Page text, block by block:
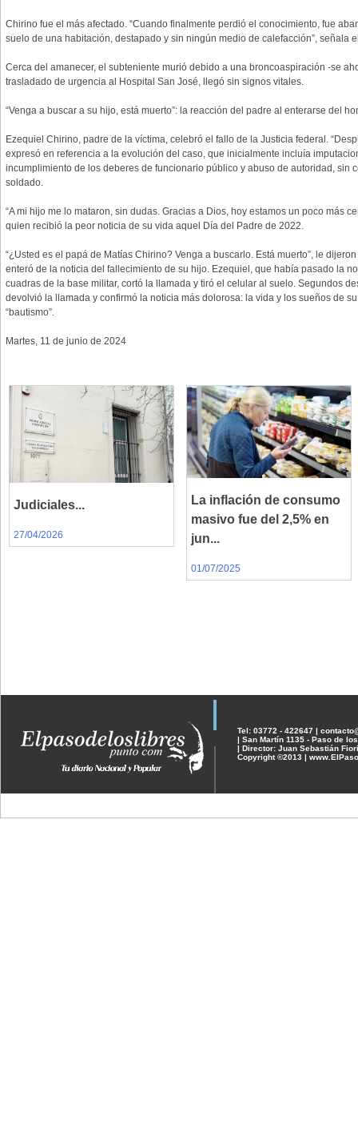
Chirino fue el más afectado. “Cuando finalmente perdió el conocimiento, fue
suelo de una habitación, destapado y sin ningún medio de calefacción”, señala
Cerca del amanecer, el subteniente murió debido a una broncoaspiración -se
trasladado de urgencia al Hospital San José, llegó sin signos vitales.
“Venga a buscar a su hijo, está muerto”: la reacción del padre al enterarse del
Ezequiel Chirino, padre de la víctima, celebró el fallo de la Justicia federal.
expresó en referencia a la evolución del caso, que inicialmente incluía
incumplimiento de los deberes de funcionario público y abuso de autoridad, sin
soldado.
“A mi hijo me lo mataron, sin dudas. Gracias a Dios, hoy estamos un poco más
quien recibió la peor noticia de su vida aquel Día del Padre de 2022.
“¿Usted es el papá de Matías Chirino? Venga a buscarlo. Está muerto”, le
enteró de la noticia del fallecimiento de su hijo. Ezequiel, que había pasado la
cuadras de la base militar, cortó la llamada y tiró el celular al suelo. Segundos
devolvió la llamada y confirmó la noticia más dolorosa: la vida y los sueños de
“bautismo”.
Martes, 11 de junio de 2024
Judiciales...
27/04/2026
La inflación de consumo
masivo fue del 2,5% en
jun...
01/07/2025
Tel: 03772 - 422647 |
| San Martín 1135 - Paso de
| Director: Juan Sebastián Fiori
Copyright ©2013 |